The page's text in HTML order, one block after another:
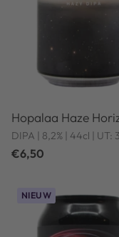
Hopalaa Haze
DIPA | 8,2% | 44cl | UT:
€6,50
NIEUW